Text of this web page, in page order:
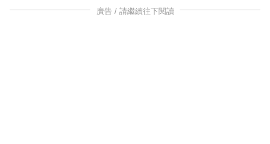
廣告 / 請繼續往下閱讀